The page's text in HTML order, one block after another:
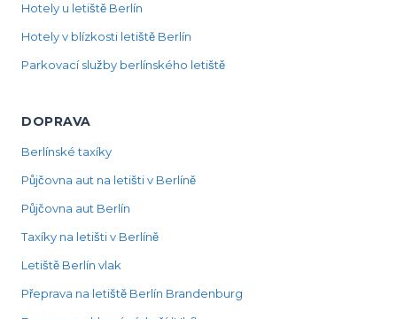
Hotely u letiště Berlín
Hotely v blízkosti letiště Berlín
Parkovací služby berlínského letiště
DOPRAVA
Berlínské taxíky
Půjčovna aut na letišti v Berlíně
Půjčovna aut Berlín
Taxíky na letišti v Berlíně
Letiště Berlín vlak
Přeprava na letiště Berlín Brandenburg